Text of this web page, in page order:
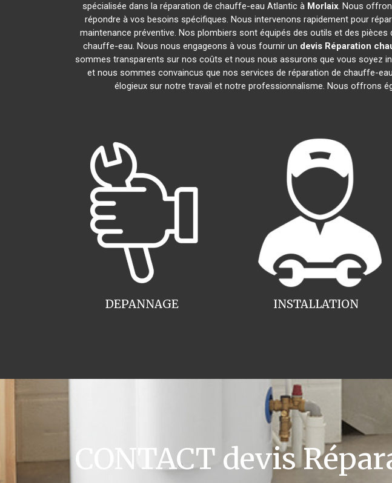
spécialisée dans la réparation de chauffe-eau Atlantic à Morlaix. Nous
répondre à vos besoins spécifiques. Nous intervenons rapidement pour
maintenance préventive. Nos plombiers sont équipés des outils et des
chauffe-eau. Nous nous engageons à vous fournir un devis Réparation
sommes transparents sur nos coûts et nous nous assurons que vous soyez
et nous sommes convaincus que nos services de réparation de chauffe-
élogieux sur notre travail et notre professionnalisme. Nous offrons
INSTALLATION
DEPANNAGE
CONTACT devis